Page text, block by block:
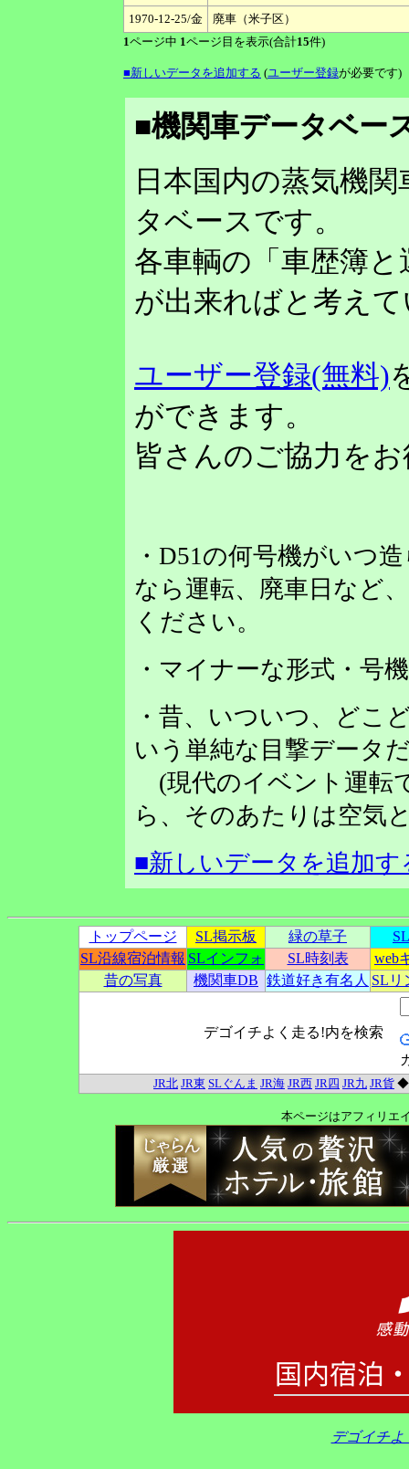
1970-12-25/金
廃車（米子区）
1ページ中 1ページ目を表示(合計15件)
■新しいデータを追加する (ユーザー登録が必要です)
■機関車データベー
日本国内の蒸気機
タベースです。
各車輌の「車歴簿
が出来ればと考え
ユーザー登録(無料)
ができます。
皆さんのご協力を
・D51の何号機がいつ
なら運転、廃車日など
ください。
・マイナーな形式・号
・昔、いついつ、どこ
いう単純な目撃データ
(現代のイベント運転
ら、そのあたりは空気
■新しいデータを追加す
トップページ SL掲示板 緑の草子
SL沿線宿泊情報 SLインフォ SL時刻表
web
昔の写真
機関車DB 鉄道好き有名人 SLリ
デゴイチよく走る!内を検索
JR北 JR東 SLぐんま JR海 JR西 JR四 JR九 JR貨
本ページはアフィリエ
デゴイチよ